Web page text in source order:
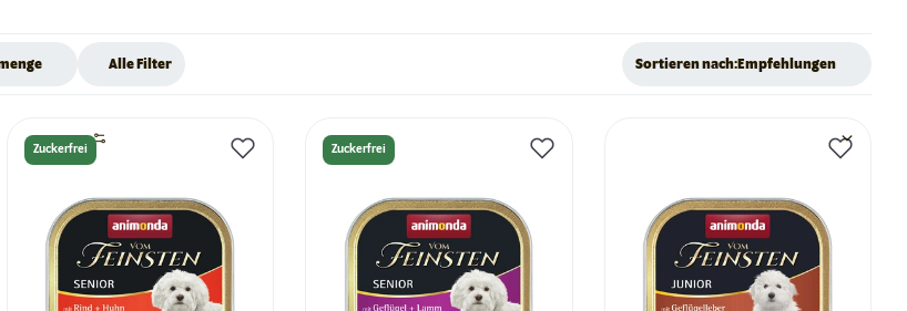
Alle Filter Sortieren nach: Empfehlungen
Zuckerfrei Zuckerfrei